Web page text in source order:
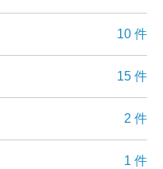
10 件
15 件
2 件
1 件